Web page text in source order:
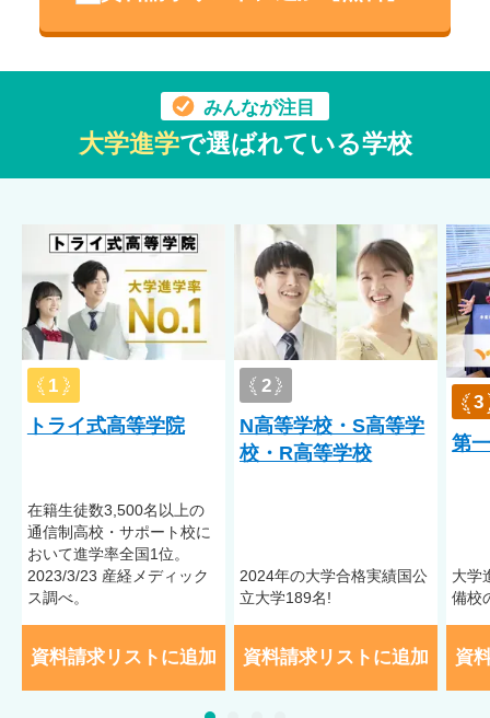
目指す生徒まで幅広く受け入れをしています。
専門家のメンタルサポートあり SST（ソーシャルスキルトレーニング）
生活サポート・メンタルケア
人の中に入るのが怖い、大勢が苦手、同世代と関わるのが苦手
うに積極的にコミュニケーションをとっていきます。校舎は、
大小さまざまな部屋がたくさんあるので1～２人の部屋から挑戦
してみたり、学校や職員に慣れてきたら一緒に体を動かす体育
や、カードゲームをしてみたり、生徒ひとり一人の心の動きを
感じながらタイミングをみて声掛けをしていきます。１年生の
頃は難しくても、３年生になったら学年を超えて関わる事がで
きるようになったり、卒業後も進学や就職が難しいかもしれな
いと思われた生徒もアルバイトができるようになったり、みん
な高校３年間の中で少しずつ成長しています。不安に思われて
いる保護者様も、一人で不安を抱える事がないように、大人と
して一人で頑張ろうとしているお子さんの成長を一緒に支えた
1クラス10名以下 発達障害サポート
保護者相談
家庭訪問対応
いろんな生活状況・家庭環境・学力レベル等の受入実績があり
ます。
みんなが注目
大学進学で選ばれている学校
1
トライ式高等学院
在籍⽣徒数3,500名以上の
通信制⾼校・サポート校に
おいて進学率全国1位。
2023/3/23 産経メディック
ス調べ。
資料請求リストに追加
2
N高等学校・S高等学
校・R高等学校
2024年の大学合格実績国公
立大学189名!
資料請求リストに追加
3
第
大学
備校
資